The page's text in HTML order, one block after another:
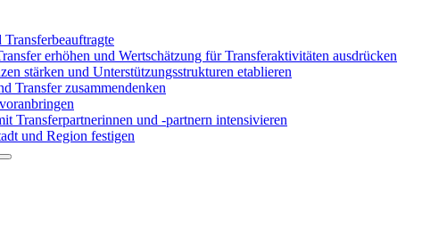
erhöhen und Wertschätzung für Transferaktivitäten ausdrücken
stärken und Unterstützungsstrukturen etablieren
Transfer zusammendenken
Transferpartnerinnen und -partnern intensivieren
und Region festigen